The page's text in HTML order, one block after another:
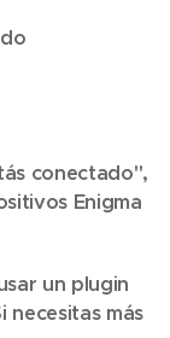
conectado",
Enigma
un plugin
necesitas más